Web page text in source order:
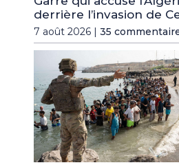
derrière l’invasion de
7 août 2026 | 35